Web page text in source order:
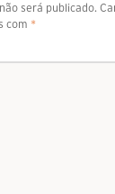
será publicado.
com *